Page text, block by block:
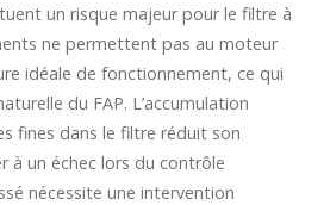
un risque majeur pour le filtre à
ne permettent pas au moteur
idéale de fonctionnement, ce qui
du FAP. L’accumulation
fines dans le filtre réduit son
à un échec lors du contrôle
nécessite une intervention